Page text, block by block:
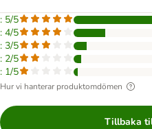
: 5/5
: 4/5
: 3/5
: 2/5
: 1/5
Hur vi hanterar produktomdömen
Tillbaka